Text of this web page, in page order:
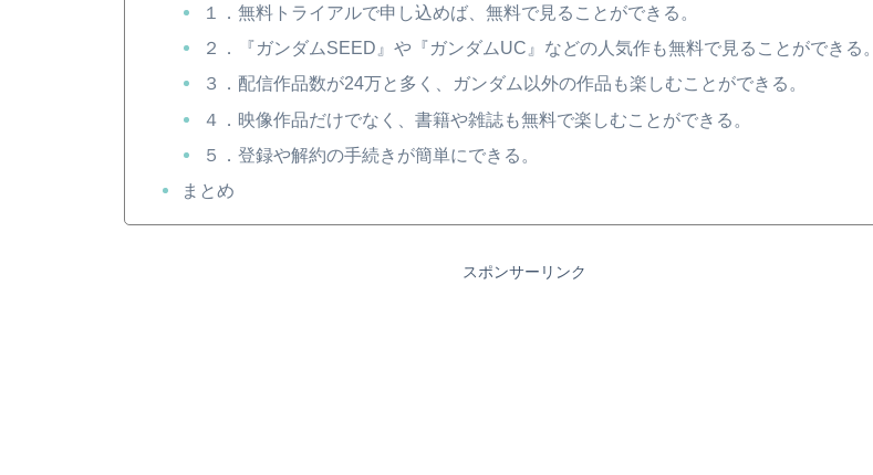
１．無料トライアルで申し込めば、無料で見ることができる。
２．『ガンダムSEED』や『ガンダムUC』などの人気作も無料で見ることができる。
３．配信作品数が24万と多く、ガンダム以外の作品も楽しむことができる。
４．映像作品だけでなく、書籍や雑誌も無料で楽しむことができる。
５．登録や解約の手続きが簡単にできる。
まとめ
スポンサーリンク